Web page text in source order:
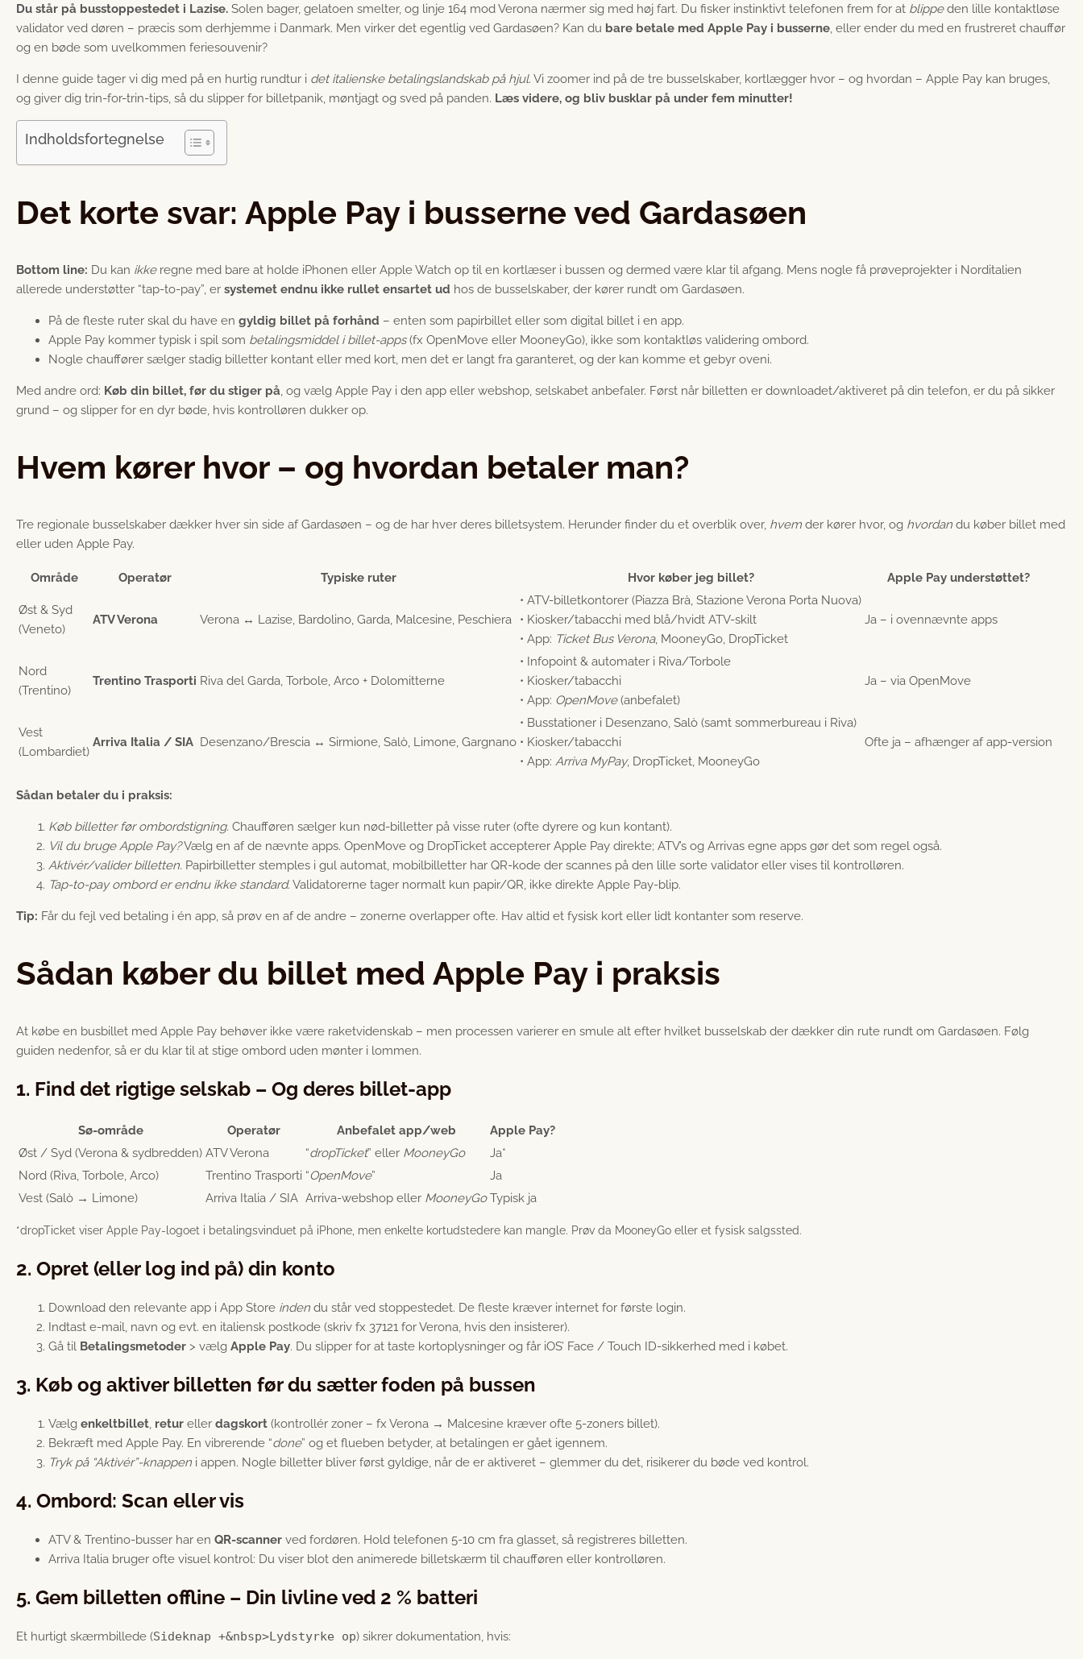
Du står på busstoppestedet i Lazise. Solen bager, gelatoen smelter, og linje 164 mod Verona nærmer sig med høj fart. Du fisker instinktivt telefonen frem for at blippeden lille kontaktløse
validator ved døren – præcis som derhjemme i Danmark. Men virker det egentlig ved Gardasøen? Kan du bare betale med Apple Pay i busserne , eller ender du med en frustreret chauffør
og en bøde som uvelkommen feriesouvenir?
I denne guide tager vi dig med på en hurtig rundtur i det italienske betalingslandskab på hjul. Vi zoomer ind på de tre busselskaber, kortlægger hvor – og hvordan – Apple Pay kan bruges,
og giver dig trin-for-trin-tips, så du slipper for billetpanik, møntjagt og sved på panden. Læs videre, og bliv busklar på under fem minutter!
Indholdsfortegnelse
Det korte svar: Apple Pay i busserne ved Gardasøen
Bottom line: Du kan ikkeregne med bare at holde iPhonen eller Apple Watch op til en kortlæser i bussen og dermed være klar til afgang. Mens nogle få prøveprojekter i Norditalien
allerede understøtter “tap-to-pay”, er systemet endnu ikke rullet ensartet ud hos de busselskaber, der kører rundt om Gardasøen.
På de fleste ruter skal du have en gyldig billet på forhånd – enten som papirbillet eller som digital billet i en app.
Apple Pay kommer typisk i spil som betalingsmiddel i billet-apps(fx OpenMove eller MooneyGo), ikke som kontaktløs validering ombord.
Nogle chauffører sælger stadig billetter kontant eller med kort, men det er langt fra garanteret, og der kan komme et gebyr oveni.
Med andre ord: Køb din billet, før du stiger på, og vælg Apple Pay i den app eller webshop, selskabet anbefaler. Først når billetten er downloadet/aktiveret på din telefon, er du på sikker
grund – og slipper for en dyr bøde, hvis kontrolløren dukker op.
Hvem kører hvor – og hvordan betaler man?
Tre regionale busselskaber dækker hver sin side af Gardasøen – og de har hver deres billetsystem. Herunder finder du et overblik over, hvem der kører hvor, og hvordan du køber billet med
eller uden Apple Pay.
Område Operatør Typiske ruter Hvor køber jeg billet? Apple Pay understøttet?
Øst & Syd
(Veneto)
ATV Verona Verona ↔ Lazise, Bardolino, Garda, Malcesine, Peschiera
• ATV-billetkontorer (Piazza Brà, Stazione Verona Porta Nuova)
• Kiosker/tabacchi med blå/hvidt ATV-skilt
• App: Ticket Bus Verona, MooneyGo, DropTicket
Ja – i ovennævnte apps
Nord
(Trentino)
Trentino Trasporti Riva del Garda, Torbole, Arco + Dolomitterne
• Infopoint & automater i Riva/Torbole
• Kiosker/tabacchi
• App: OpenMove(anbefalet)
Ja – via OpenMove
Vest
(Lombardiet)
Arriva Italia / SIA Desenzano/Brescia ↔ Sirmione, Salò, Limone, Gargnano
• Busstationer i Desenzano, Salò (samt sommerbureau i Riva)
• Kiosker/tabacchi
• App: Arriva MyPay, DropTicket, MooneyGo
Ofte ja – afhænger af app-version
Sådan betaler du i praksis:
Køb billetter før ombordstigning. Chaufføren sælger kun nød-billetter på visse ruter (ofte dyrere og kun kontant).
Vil du bruge Apple Pay?Vælg en af de nævnte apps. OpenMove og DropTicket accepterer Apple Pay direkte; ATV’s og Arrivas egne apps gør det som regel også.
Aktivér/valider billetten. Papirbilletter stemples i gul automat, mobilbilletter har QR-kode der scannes på den lille sorte validator eller vises til kontrolløren.
Tap-to-pay ombord er endnu ikke standard. Validatorerne tager normalt kun papir/QR, ikke direkte Apple Pay-blip.
Tip: Får du fejl ved betaling i én app, så prøv en af de andre – zonerne overlapper ofte. Hav altid et fysisk kort eller lidt kontanter som reserve.
Sådan køber du billet med Apple Pay i praksis
At købe en busbillet med Apple Pay behøver ikke være raketvidenskab – men processen varierer en smule alt efter hvilket busselskab der dækker din rute rundt om Gardasøen. Følg
guiden nedenfor, så er du klar til at stige ombord uden mønter i lommen.
1. Find det rigtige selskab – Og deres billet-app
Sø-område Operatør Anbefalet app/web
Apple Pay?
Øst / Syd (Verona & sydbredden) ATV Verona “dropTicket” eller MooneyGo
Ja*
Nord (Riva, Torbole, Arco)
Trentino Trasporti “OpenMove”
Ja
Vest (Salò → Limone)
Arriva Italia / SIA Arriva-webshop eller MooneyGo Typisk ja
*dropTicket viser Apple Pay-logoet i betalingsvinduet på iPhone, men enkelte kortudstedere kan mangle. Prøv da MooneyGo eller et fysisk salgssted.
2. Opret (eller log ind på) din konto
Download den relevante app i App Store inden du står ved stoppestedet. De fleste kræver internet for første login.
Indtast e-mail, navn og evt. en italiensk postkode (skriv fx 37121 for Verona, hvis den insisterer).
Gå til Betalingsmetoder > vælg Apple Pay. Du slipper for at taste kortoplysninger og får iOS’ Face / Touch ID-sikkerhed med i købet.
3. Køb og aktiver billetten før du sætter foden på bussen
Vælg enkeltbillet, retur eller dagskort (kontrollér zoner – fx Verona → Malcesine kræver ofte 5-zoners billet).
Bekræft med Apple Pay. En vibrerende “done” og et flueben betyder, at betalingen er gået igennem.
Tryk på “Aktivér”-knappen i appen. Nogle billetter bliver først gyldige, når de er aktiveret – glemmer du det, risikerer du bøde ved kontrol.
4. Ombord: Scan eller vis
ATV & Trentino-busser har en QR-scanner ved fordøren. Hold telefonen 5-10 cm fra glasset, så registreres billetten.
Arriva Italia bruger ofte visuel kontrol: Du viser blot den animerede billetskærm til chaufføren eller kontrolløren.
5. Gem billetten offline – Din livline ved 2 % batteri
Et hurtigt skærmbillede (Sideknap +&nbsp>Lydstyrke op) sikrer dokumentation, hvis: